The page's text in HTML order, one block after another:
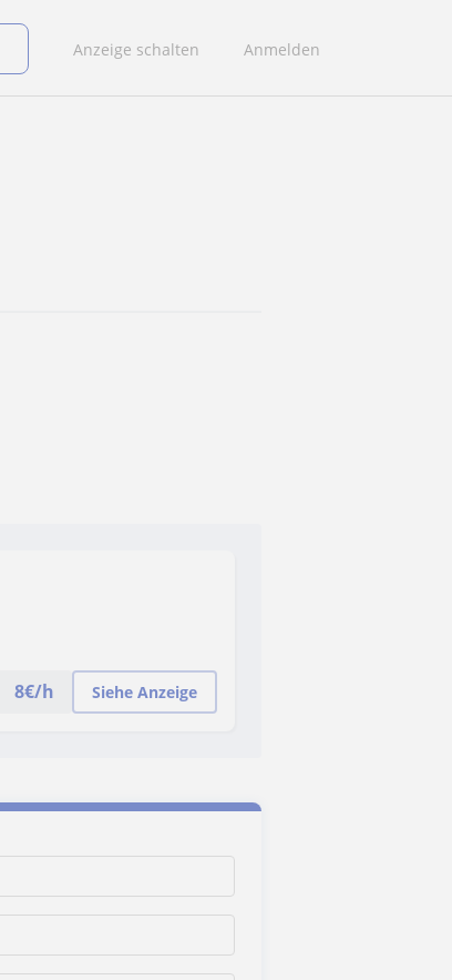
Anzeige schalten Anmelden
8€/h Siehe Anzeige